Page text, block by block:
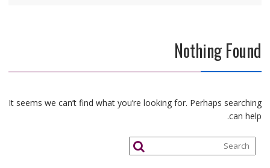
Nothing Found
It seems we can’t find what you’re looking for. Perhaps searching
can help.